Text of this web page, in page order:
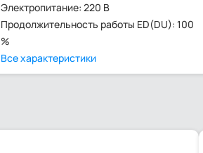
Электропитание: 220 В
Продолжительность работы ED(DU): 100
%
Все характеристики